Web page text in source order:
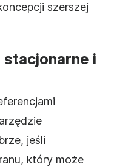
szerszej
i
jeśli
który może